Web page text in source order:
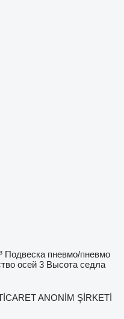
Подвеска пневмо/пневмо
осей 3 Высота седла
ANONİM ŞİRKETİ